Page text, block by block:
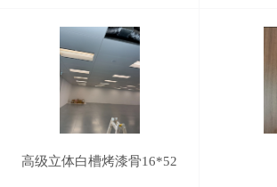
高级立体白槽烤漆骨16*52